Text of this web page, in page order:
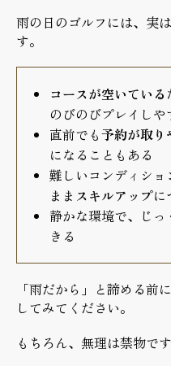
雨の日のゴルフには、実
す。
コースが空いている
のびのびプレイしや
直前でも予約が取り
になることもある
難しいコンディシ
まま スキルアップに
静かな環境で、じ
きる
「雨だから」と諦める前
してみてください。
もちろん、無理は禁物です